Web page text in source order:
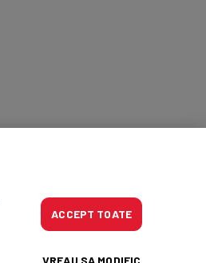
ACCEPT TOATE
VREAU SA MODIFIC